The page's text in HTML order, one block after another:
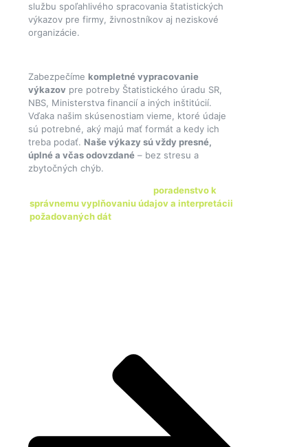
službu spoľahlivého spracovania štatistických
výkazov pre firmy, živnostníkov aj neziskové
organizácie.
Zabezpečíme kompletné vypracovanie
výkazov pre potreby Štatistického úradu SR,
NBS, Ministerstva financií a iných inštitúcií.
Vďaka našim skúsenostiam vieme, ktoré údaje
sú potrebné, aký majú mať formát a kedy ich
treba podať. Naše výkazy sú vždy presné,
úplné a včas odovzdané – bez stresu a
zbytočných chýb.
poradenstvo k
správnemu vyplňovaniu údajov a interpretácii
požadovaných dát. Nezáleží na tom, či vediete